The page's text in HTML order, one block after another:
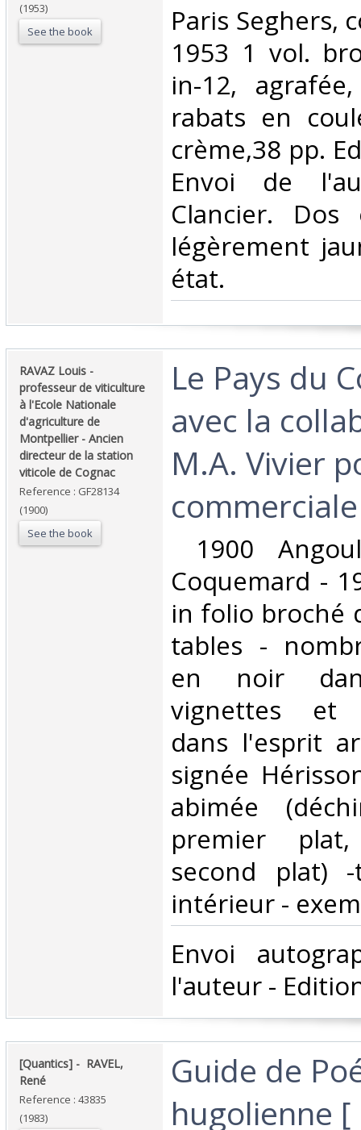
(1953)
See the book
‎Paris Seghers,
1953 1 vol.
in-12,
rabats en
crème,38 pp.
Envoi de
Clancier.
légèrement
état.‎
‎RAVAZ Louis -
professeur de viticulture
à l'Ecole Nationale
d'agriculture de
Montpellier - Ancien
directeur de la station
viticole de Cognac‎
Reference : GF28134
(1900)
See the book
‎Le Pays du
avec la
M.A. Vivier
1900
Coquemard -
in folio broché
tables -
en noir
vignettes et
dans l'esprit
signée
abimée
premier
second plat)
intérieur -
‎Envoi
l'auteur -
‎[Quantics] - ‎ ‎RAVEL,
René‎
Reference : 43835
(1983)
‎Guide de
hugolienne [